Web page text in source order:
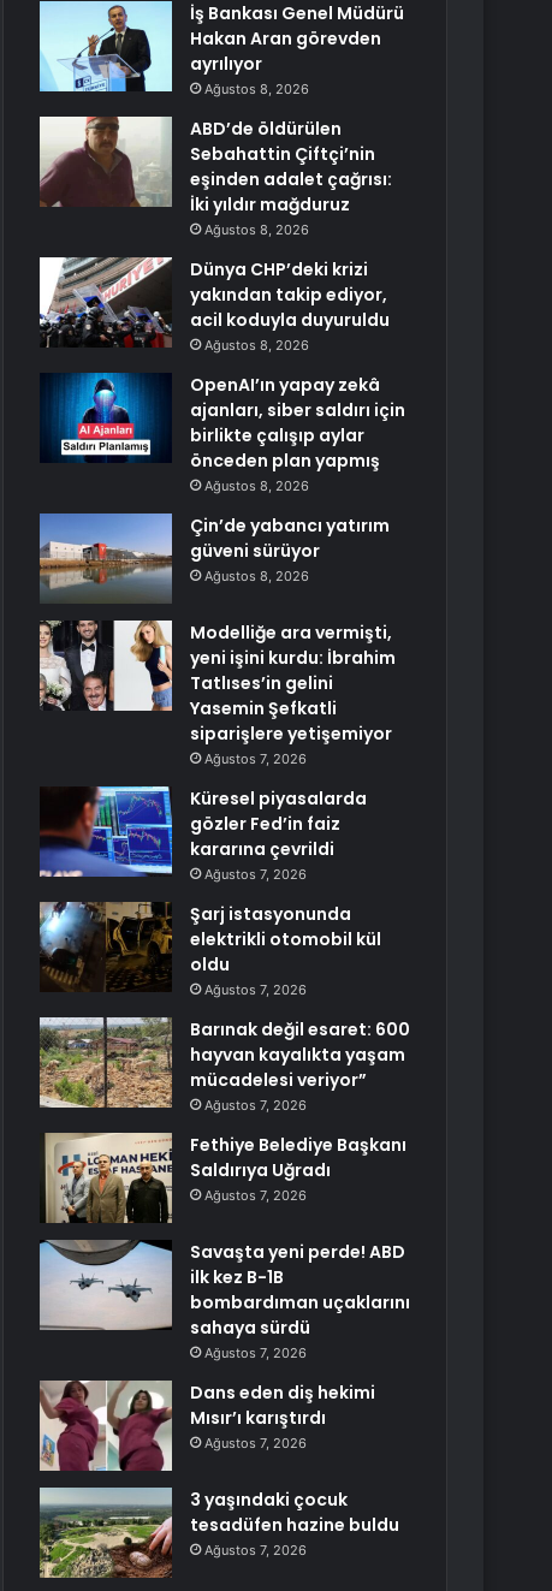
İş Bankası Genel Müdürü
Hakan Aran görevden
ayrılıyor
Ağustos 8, 2026
ABD’de öldürülen
Sebahattin Çiftçi’nin
eşinden adalet çağrısı:
İki yıldır mağduruz
Ağustos 8, 2026
Dünya CHP’deki krizi
yakından takip ediyor,
acil koduyla duyuruldu
Ağustos 8, 2026
OpenAI’ın yapay zekâ
ajanları, siber saldırı için
birlikte çalışıp aylar
önceden plan yapmış
Ağustos 8, 2026
Çin’de yabancı yatırım
güveni sürüyor
Ağustos 8, 2026
Modelliğe ara vermişti,
yeni işini kurdu: İbrahim
Tatlıses’in gelini
Yasemin Şefkatli
siparişlere yetişemiyor
Ağustos 7, 2026
Küresel piyasalarda
gözler Fed’in faiz
kararına çevrildi
Ağustos 7, 2026
Şarj istasyonunda
elektrikli otomobil kül
oldu
Ağustos 7, 2026
Barınak değil esaret: 600
hayvan kayalıkta yaşam
mücadelesi veriyor”
Ağustos 7, 2026
Fethiye Belediye Başkanı
Saldırıya Uğradı
Ağustos 7, 2026
Savaşta yeni perde! ABD
ilk kez B-1B
bombardıman uçaklarını
sahaya sürdü
Ağustos 7, 2026
Dans eden diş hekimi
Mısır’ı karıştırdı
Ağustos 7, 2026
3 yaşındaki çocuk
tesadüfen hazine buldu
Ağustos 7, 2026